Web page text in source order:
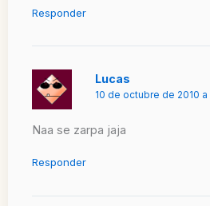
Responder
Lucas
10 de octubre de 2010 a
Naa se zarpa jaja
Responder